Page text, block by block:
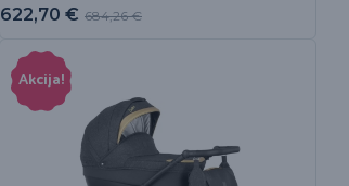
684,26€
622,70 €
Akcija!